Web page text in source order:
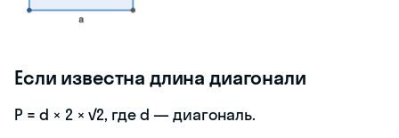
Если известна длина диагонали
P = d × 2 × √2, где d — диагональ.